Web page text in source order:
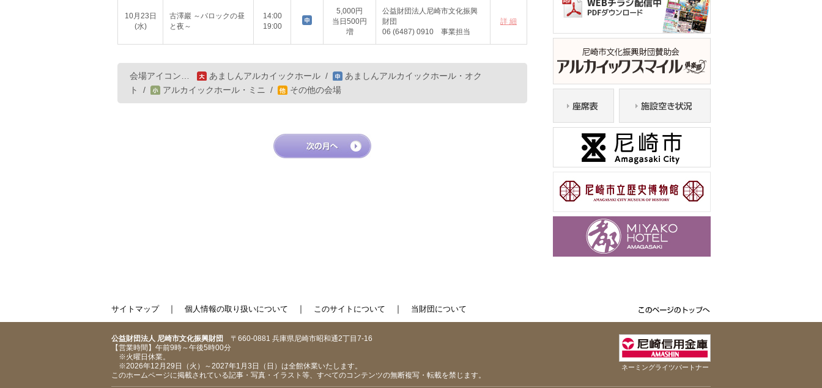
10月23日
(水)
古澤巖 ～バロックの昼
と夜～
14:00
19:00
5,000円
当日500円
増
公益財団法人尼崎市文化振興
財団
06 (6487) 0910 事業担当
詳 細
会場アイコン… あましんアルカイックホール /
あましんアルカイックホール・オク
ト
/ アルカイックホール・ミニ / その他の会場
サイトマップ｜ 個人情報の取り扱いについて ｜ このサイトについて ｜ 当財団について
公益財団法人 尼崎市文化振興財団 〒660-0881 兵庫県尼崎市昭和通2丁目7-16
【営業時間】午前9時～午後5時00分
※火曜日休業。
※2026年12月29日（火）～2027年1月3日（日）は全館休業いたします。
このホームページに掲載されている記事・写真・イラスト等、すべてのコンテンツの無断複写・転載を禁じます。
ネーミングライツパートナー